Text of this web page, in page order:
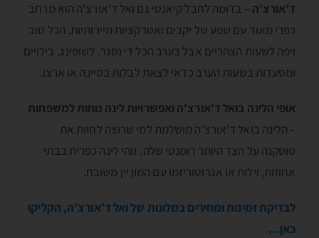
ד'אורצ'ה – בדומה לחבל קיאנטי גם ואל ד'אורצ'ה הוא מרחב
כפרי מאוד עם שפע של יקבים ואטרקציות תיירותיות. הכל טוב
ויפה לשעות הצהריים אבל בערב הכל די נסגר. לשופינג, בילויים
ומסעדות בשעות הערב כדאי לצאת לבלות בסיינה או ארצו.
אופי הלינה בואל ד'אורצ'ה ואפשרויות לינה נוחות למשפחות
– הלינה בואל ד'אורצ'ה מושלמת למי שרוצה לחוות את
טוסקנה על הצד היותר רומנטי שלה. זוהי לינה כפרית בבתי
אחוזות, וילות או אגרוטוריזמו עם המון יין משובח.
לבדיקת זמינות ומחירים במלונות של ואל ד'אורצ'ה, הקליקו
כאן…